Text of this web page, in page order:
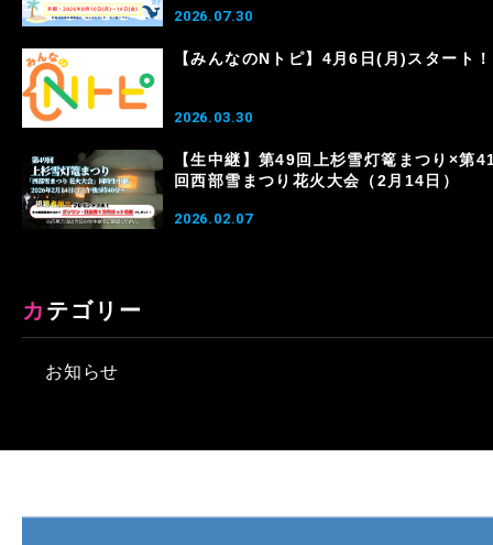
2026.07.30
【みんなのNトピ】4月6日(月)スタート！
2026.03.30
【生中継】第49回上杉雪灯篭まつり×第
回西部雪まつり花火大会（2月14日）
2026.02.07
カテゴリー
お知らせ